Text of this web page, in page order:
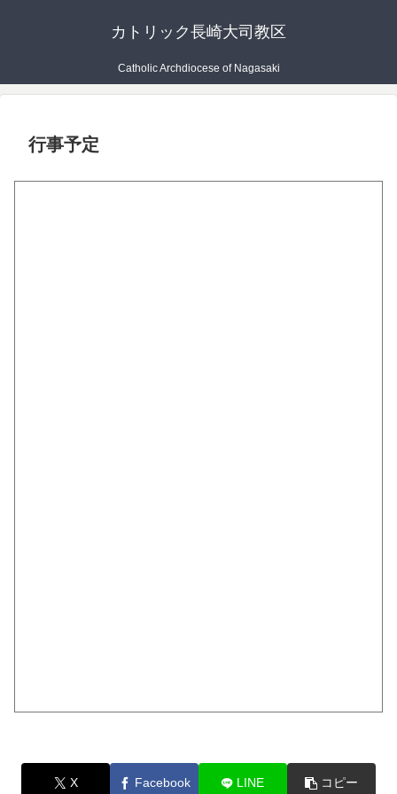
カトリック長崎大司教区
Catholic Archdiocese of Nagasaki
行事予定
X Facebook LINE コピー